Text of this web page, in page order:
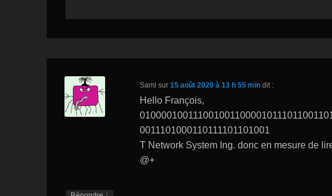
Saml sur 15 août 2020 à 13 h 55 min dit :
Hello François,
0011101000110111101101001
T Network System Ing. donc en mesure de
@+